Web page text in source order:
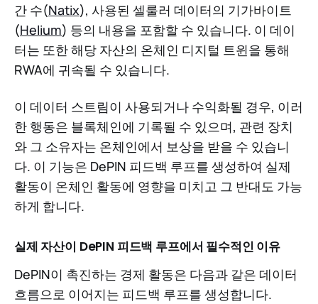
간 수(Natix), 사용된 셀룰러 데이터의 기가바이트
(Helium) 등의 내용을 포함할 수 있습니다. 이 데이
터는 또한 해당 자산의 온체인 디지털 트윈을 통해
RWA에 귀속될 수 있습니다.
이 데이터 스트림이 사용되거나 수익화될 경우, 이러
한 행동은 블록체인에 기록될 수 있으며, 관련 장치
와 그 소유자는 온체인에서 보상을 받을 수 있습니
다. 이 기능은 DePIN 피드백 루프를 생성하여 실제
활동이 온체인 활동에 영향을 미치고 그 반대도 가능
하게 합니다.
실제 자산이 DePIN 피드백 루프에서 필수적인 이유
DePIN이 촉진하는 경제 활동은 다음과 같은 데이터
흐름으로 이어지는 피드백 루프를 생성합니다.